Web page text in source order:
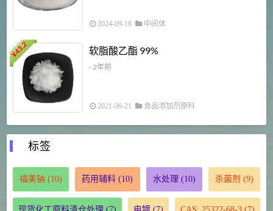
2024-09-18 中间体
¥
43.2 软脂酸乙酯 99%
- 2年前
2021-06-21 食品添加剂原料
标签
福美钠 (10) 药用辅料 (10) 水处理 (10) 杀菌剂 (9)